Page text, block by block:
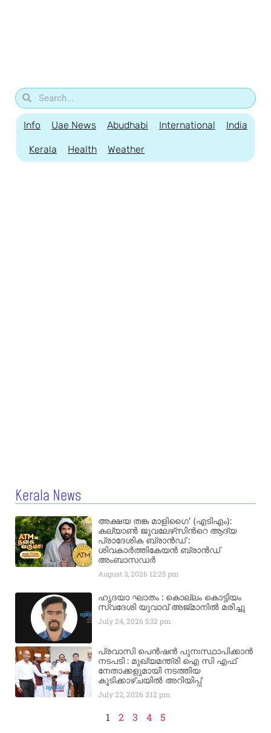
Info Uae News Abudhabi International India
Kerala Health Weather
Kerala News
അക്ഷയ തങ്ക മാളിഗൈ’ (എടിഎം):
കല്യാണ്‍ ജുവലേഴ്‌സിന്‍റെ ആദ്യ
പ്രാദേശിക ബ്രാന്‍ഡ് :
ശിവകാര്‍ത്തികേയന്‍ ബ്രാന്‍ഡ്
അംബാസഡര്‍
August 3, 2026 12:25 pm
ഹൃദയാ ഘാതം : കൊല്ലം കൊട്ടിയം
സ്വദേശി യുവാവ് അജ്മാനിൽ മരിച്ചു
July 24, 20265:32 pm
പ്രവാസി പെൻഷൻ പുനഃസ്ഥാപിക്കാൻ
നടപടി : മുഖ്യമന്ത്രി ഐ സി എഫ്
നേതാക്കളുമായി നടത്തിയ
കൂടിക്കാഴ്ചയിൽ അറിയിപ്പ്
July 22, 20263:12 pm
1 2 3 4 5